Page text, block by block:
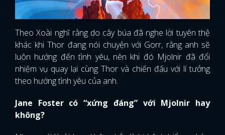
Theo Xoài nghĩ rằng do cây búa đã nghe lời tuyên thệ
khác khi Thor đang nói chuyện với Gorr, rằng anh sẽ
luôn hướng đến tình yêu, nên khi đó Mjolnir đã đổi
nhiệm vụ quay lại cùng Thor và chiến đấu với lí tưởng
theo hướng tình yêu của anh.
Jane Foster có “xứng đáng” với Mjolnir hay
không?